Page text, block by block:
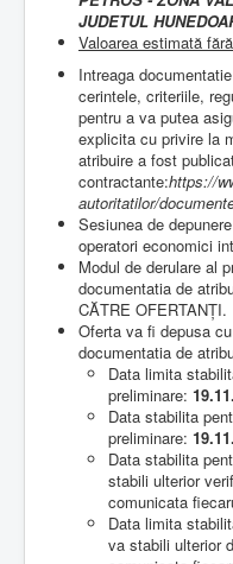
JUDETUL
Valoarea estimată
Intreaga
cerintele, criteriile,
pentru a va putea
explicita cu privire la
atribuire a fost
contractante:https://
autoritatilor/
Sesiunea de
operatori economici
Modul de derulare al
documentatia de
CĂTRE OFERTANȚI.
Oferta va fi depusa
documentatia de
Data limita
preliminare: 19
Data stabilita
preliminare: 19
Data stabilita
stabili ulterior
comunicata
Data limita
va stabili ulterior